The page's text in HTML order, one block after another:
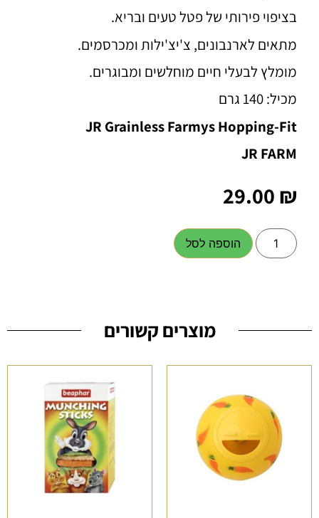
בציפוי פירותי של פטל טעים ובריא.
מתאים לארנבונים, צ'יצ'ילות ומכרסמים.
מומלץ לבעלי חיים מוחלשים ומבוגרים.
מכיל: 140 גרם
JR Grainless Farmys Hopping-Fit
JR FARM
29.00 ₪
הוספה לסל
מוצרים קשורים